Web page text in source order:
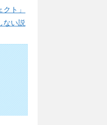
ト」
ない説